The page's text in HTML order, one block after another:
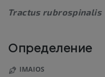
Tractus rubrospinalis
Определение
IMAIOS